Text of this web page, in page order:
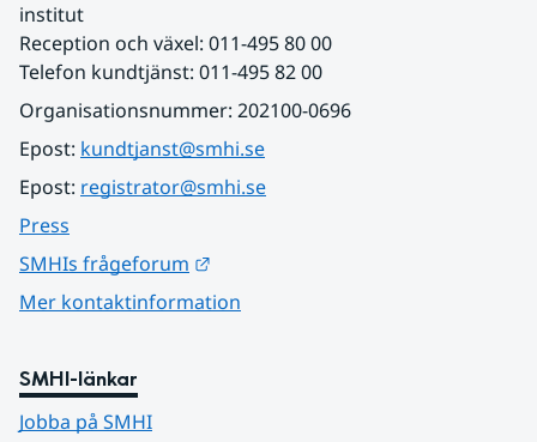
institut
Reception och växel: 011-495 80 00
Telefon kundtjänst: 011-495 82 00
Organisationsnummer: 202100-0696
Epost: kundtjanst@smhi.se
Epost: registrator@smhi.se
Press
SMHIs frågeforum
Mer kontaktinformation
SMHI-länkar
Jobba på SMHI